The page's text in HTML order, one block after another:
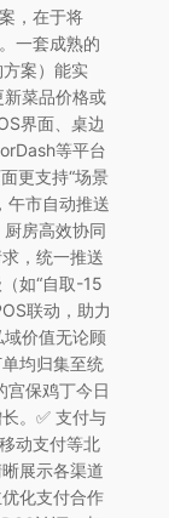
，在于将
一套成熟的
案）能实
菜品价格或
界面、桌边
等平台
更支持“场景
午市自动推送
房高效协同
，统一推送
如“自取-15
联动，助力
价值无论顾
均归集至统
宫保鸡丁今日
。✅ 支付与
动支付等北
展示各渠道
化支付合作